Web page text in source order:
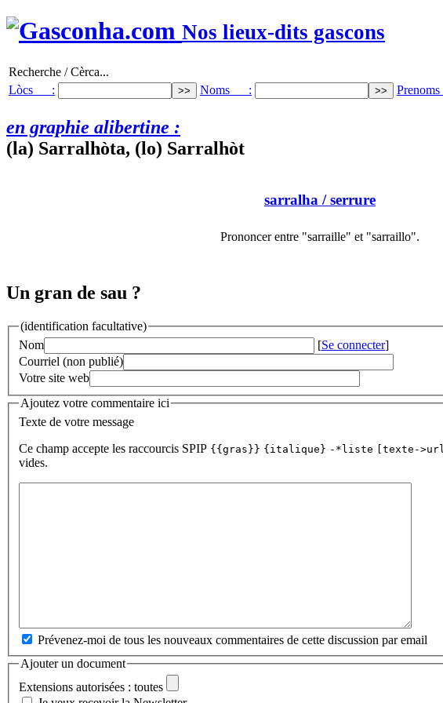
Nos lieux-dits gascons
Recherche / Cèrca...
Lòcs :
Noms :
en graphie alibertine :
(la) Sarralhòta, (lo) Sarralhòt
sarralha / serrure
Prononcer entre "sarraille" et "sarraillo".
Un gran de sau ?
(identification facultative)
Nom
[Se connecter]
Courriel (non publié)
Votre site web
Ajoutez votre commentaire ici
Texte de votre message
Ce champ accepte les raccourcis SPIP {{gras}} {italique} -*liste [texte-
vides.
Prévenez-moi de tous les nouveaux commentaires de cette discussion par email
Ajouter un document
Extensions autorisées : toutes